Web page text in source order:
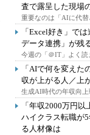
査で露呈した現場
重要なのは「AIに代替
「Excel好き」で
データ連携」が残
今週の「＠IT」よく読
「AIで何を変えた
収が上がる人／上
生成AI時代の年収向上
「年収2000万円
ハイクラス転職が
る人材像は